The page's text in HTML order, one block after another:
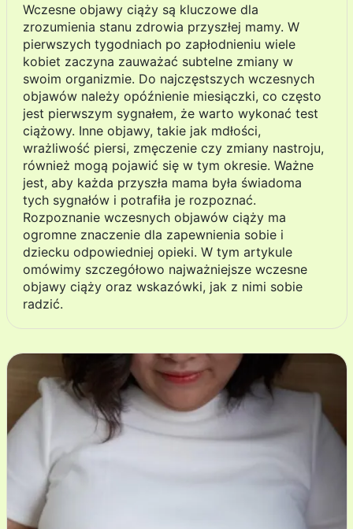
Wczesne objawy ciąży są kluczowe dla
zrozumienia stanu zdrowia przyszłej mamy. W
pierwszych tygodniach po zapłodnieniu wiele
kobiet zaczyna zauważać subtelne zmiany w
swoim organizmie. Do najczęstszych wczesnych
objawów należy opóźnienie miesiączki, co często
jest pierwszym sygnałem, że warto wykonać test
ciążowy. Inne objawy, takie jak mdłości,
wrażliwość piersi, zmęczenie czy zmiany nastroju,
również mogą pojawić się w tym okresie. Ważne
jest, aby każda przyszła mama była świadoma
tych sygnałów i potrafiła je rozpoznać.
Rozpoznanie wczesnych objawów ciąży ma
ogromne znaczenie dla zapewnienia sobie i
dziecku odpowiedniej opieki. W tym artykule
omówimy szczegółowo najważniejsze wczesne
objawy ciąży oraz wskazówki, jak z nimi sobie
radzić.